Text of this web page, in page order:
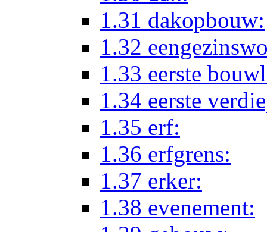
1.31 dakopbouw:
1.32
1.33 eerste
1.34 eerste
1.35 erf:
1.36 erfgrens:
1.37 erker:
1.38 evenement: